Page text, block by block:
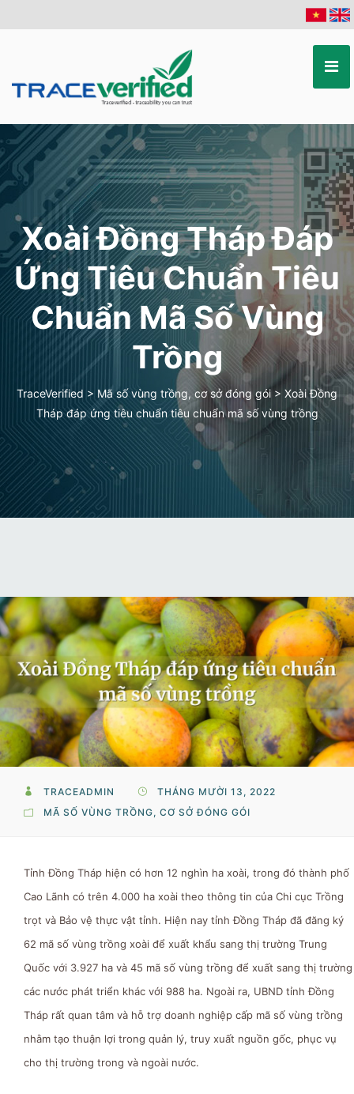
Xoài Đồng Tháp Đáp
Ứng Tiêu Chuẩn Tiêu
Chuẩn Mã Số Vùng
Trồng
TraceVerified > Mã số vùng trồng, cơ sở đóng gói > Xoài Đồng
Tháp đáp ứng tiêu chuẩn tiêu chuẩn mã số vùng trồng
TRACEADMIN
THÁNG MƯỜI 13, 2022
MÃ SỐ VÙNG TRỒNG, CƠ SỞ ĐÓNG GÓI
Tỉnh Đồng Tháp hiện có hơn 12 nghìn ha xoài, trong đó thành phố
Cao Lãnh có trên 4.000 ha xoài theo thông tin của Chi cục Trồng
trọt và Bảo vệ thực vật tỉnh. Hiện nay tỉnh Đồng Tháp đã đăng ký
62 mã số vùng trồng xoài để xuất khẩu sang thị trường Trung
Quốc với 3.927 ha và 45 mã số vùng trồng để xuất sang thị trường
các nước phát triển khác với 988 ha. Ngoài ra, UBND tỉnh Đồng
Tháp rất quan tâm và hỗ trợ doanh nghiệp cấp mã số vùng trồng
nhằm tạo thuận lợi trong quản lý, truy xuất nguồn gốc, phục vụ
cho thị trường trong và ngoài nước.